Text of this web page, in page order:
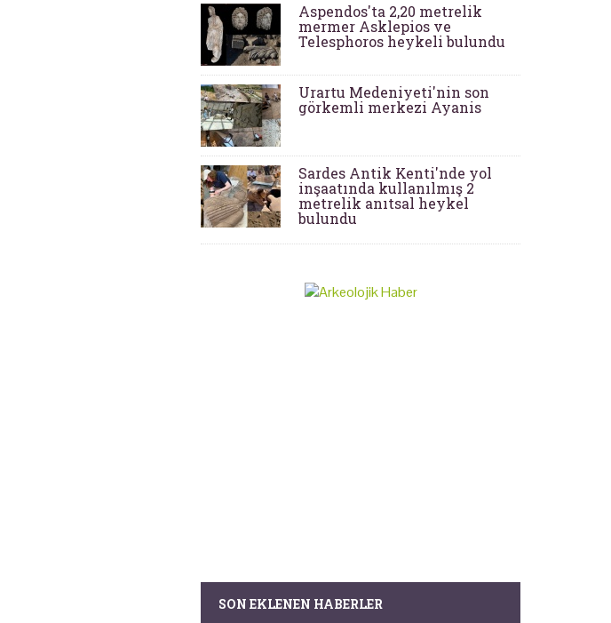
Aspendos'ta 2,20 metrelik
mermer Asklepios ve
Telesphoros heykeli bulundu
Urartu Medeniyeti'nin son
görkemli merkezi Ayanis
Sardes Antik Kenti'nde yol
inşaatında kullanılmış 2
metrelik anıtsal heykel
bulundu
SON EKLENEN HABERLER